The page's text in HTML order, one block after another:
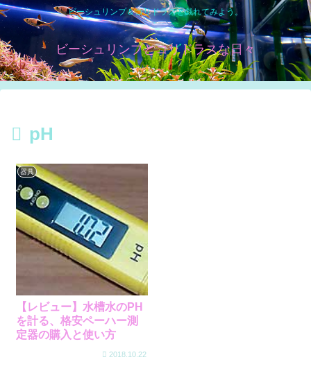
ビーシュリンプ＆コリドラスと戯れてみよう。
ビーシュリンプとコリドラスな日々
pH
器具
【レビュー】水槽水のPH
を計る、格安ペーハー測
定器の購入と使い方
2018.10.22